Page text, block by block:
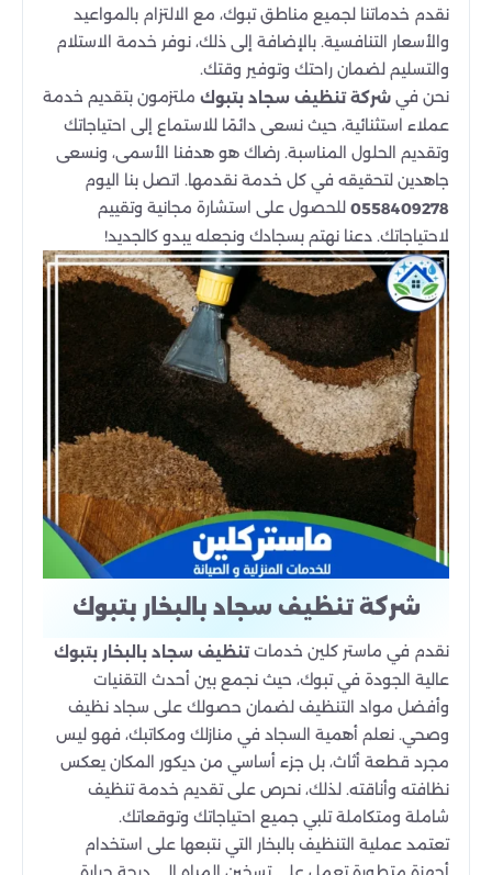
نقدم خدماتنا لجميع مناطق تبوك، مع الالتزام بالمواعيد
والأسعار التنافسية. بالإضافة إلى ذلك، نوفر خدمة الاستلام
والتسليم لضمان راحتك وتوفير وقتك.
نحن في شركة تنظيف سجاد بتبوك ملتزمون بتقديم خدمة
عملاء استثنائية، حيث نسعى دائمًا للاستماع إلى احتياجاتك
وتقديم الحلول المناسبة. رضاك هو هدفنا الأسمى، ونسعى
جاهدين لتحقيقه في كل خدمة نقدمها. اتصل بنا اليوم
0558409278 للحصول على استشارة مجانية وتقييم
لاحتياجاتك. دعنا نهتم بسجادك ونجعله يبدو كالجديد!
شركة تنظيف سجاد بالبخار بتبوك
نقدم في ماستر كلين خدماتتنظيف سجاد بالبخار بتبوك
عالية الجودة في تبوك، حيث نجمع بين أحدث التقنيات
وأفضل مواد التنظيف لضمان حصولك على سجاد نظيف
وصحي. نعلم أهمية السجاد في منازلك ومكاتبك، فهو ليس
مجرد قطعة أثاث، بل جزء أساسي من ديكور المكان يعكس
نظافته وأناقته. لذلك، نحرص على تقديم خدمة تنظيف
شاملة ومتكاملة تلبي جميع احتياجاتك وتوقعاتك.
تعتمد عملية التنظيف بالبخار التي نتبعها على استخدام